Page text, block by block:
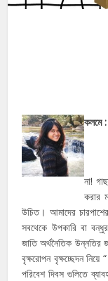
কলমে :
না!
করার
উচিত। আমাদের
সবথেকে উপকারি বা
জাতি অর্থনৈতিক উন্নতির
বৃক্ষরোপন বৃক্ষচ্ছেদন
পরিবেশ দিবস গুলিতে